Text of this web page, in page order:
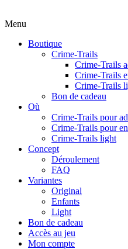
Menu
Boutique
Crime-Trails
Crime-Trails
Crime-Trails
Crime-Trails
Bon de cadeau
Où
Crime-Trails pour
Crime-Trails pour
Crime-Trails light
Concept
Déroulement
FAQ
Variantes
Original
Enfants
Light
Bon de cadeau
Accès au jeu
Mon compte